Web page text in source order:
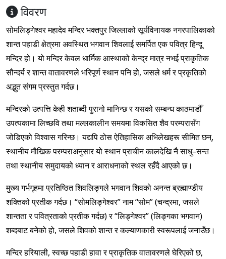
विवरण
सोमलिङ्गेश्वर महादेव मन्दिर भक्तपुर जिल्लाको सूर्यविनायक नगरपालिकाको
शान्त पहाडी क्षेत्रमा अवस्थित भगवान शिवलाई समर्पित एक पवित्र हिन्दू
मन्दिर हो। यो मन्दिर केवल धार्मिक आस्थाको केन्द्र मात्र नभई प्राकृतिक
सौन्दर्य र शान्त वातावरणले भरिपूर्ण स्थान पनि हो, जसले धर्म र प्रकृतिको
अद्भुत संगम प्रस्तुत गर्दछ।
मन्दिरको उत्पत्ति केही शताब्दी पुरानो मानिन्छ र यसको सम्बन्ध काठमाडौँ
उपत्यकामा लिच्छवि तथा मल्लकालीन समयमा विकसित शैव परम्परासँग
जोडिएको विश्वास गरिन्छ। यद्यपि ठोस ऐतिहासिक अभिलेखहरू सीमित छन्,
स्थानीय मौखिक परम्पराअनुसार यो स्थान प्राचीन कालदेखि नै साधु–सन्त
तथा स्थानीय समुदायको ध्यान र आराधनाको स्थल रहँदै आएको छ।
मुख्य गर्भगृहमा प्रतिष्ठित शिवलिङ्गले भगवान शिवको अनन्त ब्रह्माण्डीय
शक्तिको प्रतीक गर्दछ। “सोमलिङ्गेश्वर” नाम “सोम” (चन्द्रमा, जसले
शान्तता र पवित्रताको प्रतीक गर्दछ) र “लिङ्गेश्वर” (लिङ्गका भगवान)
शब्दबाट बनेको हो, जसले शिवको शान्त र कल्याणकारी स्वरूपलाई जनाउँछ।
मन्दिर हरियाली, स्वच्छ पहाडी हावा र प्राकृतिक वातावरणले घेरिएको छ,